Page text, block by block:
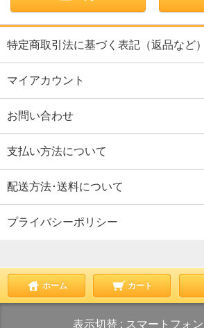
特定商取引法に基づく表記（返品など）
マイアカウント
お問い合わせ
支払い方法について
配送方法･送料について
プライバシーポリシー
ホーム カート
表示切替 : スマートフォン